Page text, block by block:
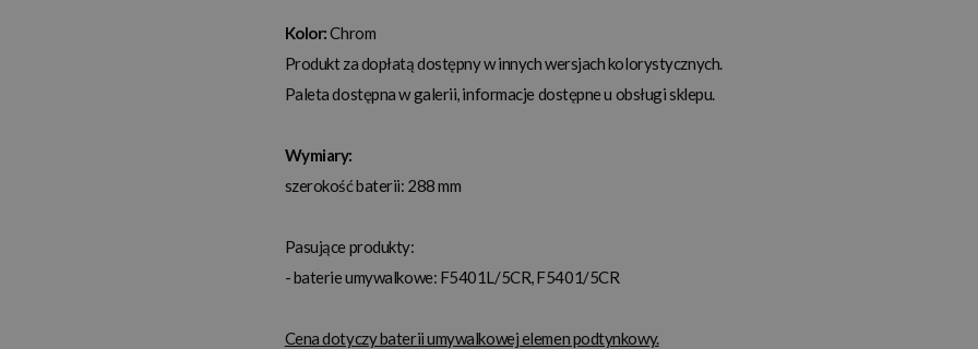
Kolor:Chrom
Produkt za dopłatą dostępny w innych wersjach kolorystycznych.
Paleta dostępna w galerii, informacje dostępne u obsługi sklepu.
Wymiary:
szerokość baterii: 288 mm
Pasujące produkty:
- baterie umywalkowe: F5401L/5CR, F5401/5CR
Cena dotyczy baterii umywalkowej elemen podtynkowy.